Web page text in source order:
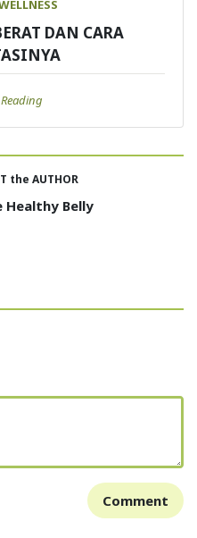
DAN CARA
the AUTHOR
Healthy Belly
Comment